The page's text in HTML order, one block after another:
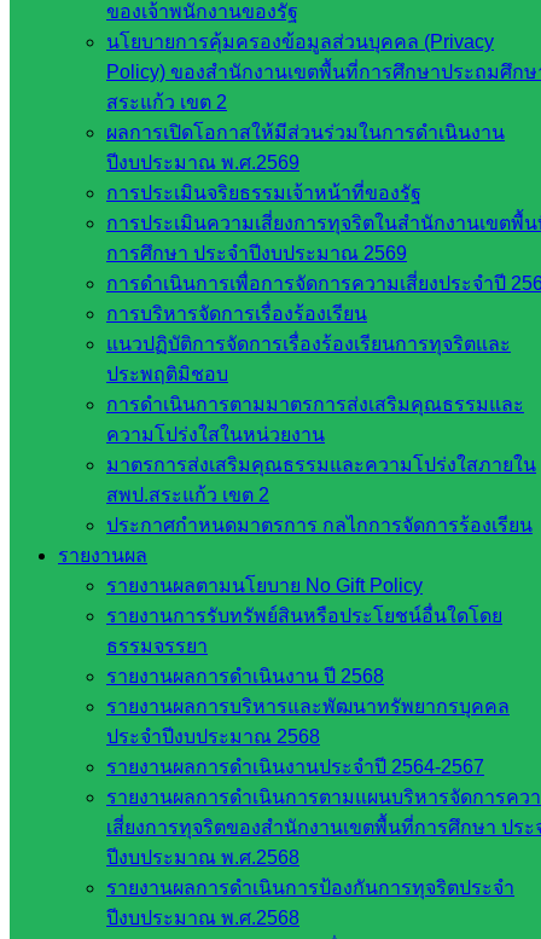
ของเจ้าพนักงานของรัฐ
นโยบายการคุ้มครองข้อมูลส่วนบุคคล (Privacy
Policy) ของสำนักงานเขตพื้นที่การศึกษาประถมศึกษ
สระแก้ว เขต 2
ผลการเปิดโอกาสให้มีส่วนร่วมในการดำเนินงาน
ปีงบประมาณ พ.ศ.2569
การประเมินจริยธรรมเจ้าหน้าที่ของรัฐ
การประเมินความเสี่ยงการทุจริตในสำนักงานเขตพื้
การศึกษา ประจำปีงบประมาณ 2569
การดำเนินการเพื่อการจัดการความเสี่ยงประจำปี
การบริหารจัดการเรื่องร้องเรียน
แนวปฏิบัติการจัดการเรื่องร้องเรียนการทุจริตและ
ประพฤติมิชอบ
การดำเนินการตามมาตรการส่งเสริมคุณธรรมและ
ความโปร่งใสในหน่วยงาน
มาตรการส่งเสริมคุณธรรมและความโปร่งใสภายใน
สพป.สระแก้ว เขต 2
ประกาศกำหนดมาตรการ กลไกการจัดการร้องเรียน
รายงานผล
รายงานผลตามนโยบาย No Gift Policy
รายงานการรับทรัพย์สินหรือประโยชน์อื่นใดโดย
ธรรมจรรยา
รายงานผลการดำเนินงาน ปี 2568
รายงานผลการบริหารและพัฒนาทรัพยากรบุคคล
ประจำปีงบประมาณ 2568
รายงานผลการดำเนินงานประจำปี 2564-2567
รายงานผลการดำเนินการตามแผนบริหารจัดการคว
เสี่ยงการทุจริตของสำนักงานเขตพื้นที่การศึกษา ประ
ปีงบประมาณ พ.ศ.2568
รายงานผลการดำเนินการป้องกันการทุจริตประจำ
ปีงบประมาณ พ.ศ.2568